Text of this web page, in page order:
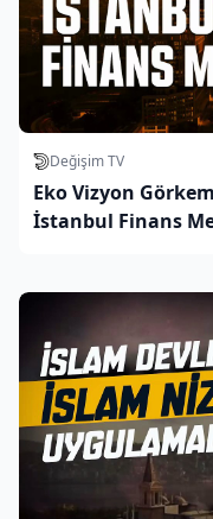
Değişim TV
Eko Vizyon
İstanbul Finans